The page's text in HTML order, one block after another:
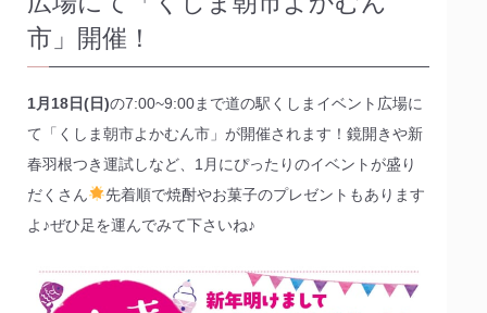
市」開催！
1月18日(日)の7:00~9:00まで道の駅くしまイベント広場に
て「くしま朝市よかむん市」が開催されます！鏡開きや新
春羽根つき運試しなど、1月にぴったりのイベントが盛り
だくさん
先着順で焼酎やお菓子のプレゼントもあります
よ♪ぜひ足を運んでみて下さいね♪